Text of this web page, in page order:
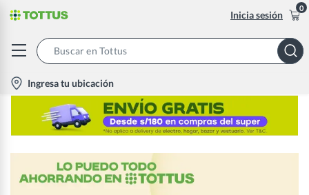
Inicia sesión
0
location-
icon
Ingresa tu ubicación